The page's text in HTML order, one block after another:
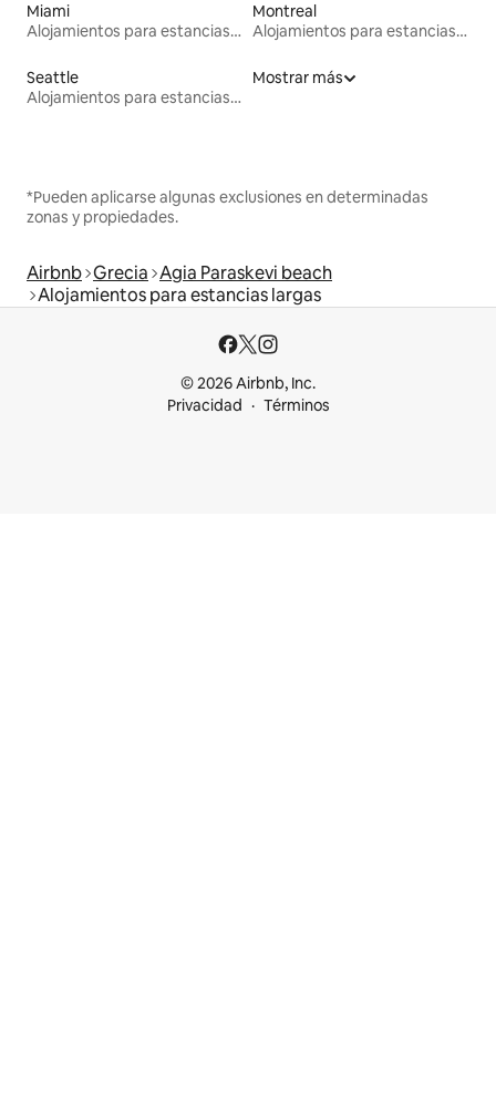
Miami
Alojamientos para estancias largas
Montreal
Alojamientos para estancias largas
Seattle
Alojamientos para estancias largas
Mostrar más
*Pueden aplicarse algunas exclusiones en determinadas
zonas y propiedades.
Airbnb Grecia Agia Paraskevi beach
Alojamientos para estancias largas
© 2026 Airbnb, Inc.
Privacidad
Términos